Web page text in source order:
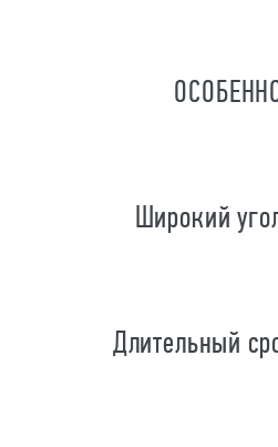
Широкий
Длительный